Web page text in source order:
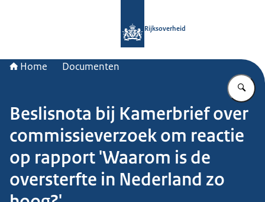
Rijksoverheid
Home Documenten
Beslisnota bij Kamerbrief over
commissieverzoek om reactie
op rapport 'Waarom is de
oversterfte in Nederland zo